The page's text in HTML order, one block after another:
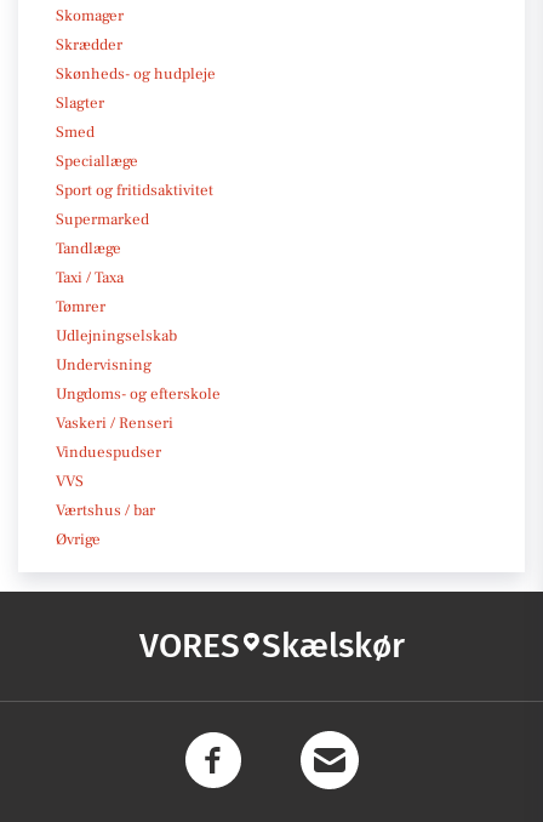
Skomager
Skrædder
Skønheds- og hudpleje
Slagter
Smed
Speciallæge
Sport og fritidsaktivitet
Supermarked
Tandlæge
Taxi / Taxa
Tømrer
Udlejningselskab
Undervisning
Ungdoms- og efterskole
Vaskeri / Renseri
Vinduespudser
VVS
Værtshus / bar
Øvrige
VORES Skælskør